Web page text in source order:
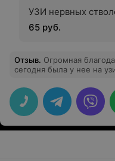
УЗИ нервных
65 руб.
Отзыв. Огромная
сегодня была у нее на
мониторе и дает
очень доступно.